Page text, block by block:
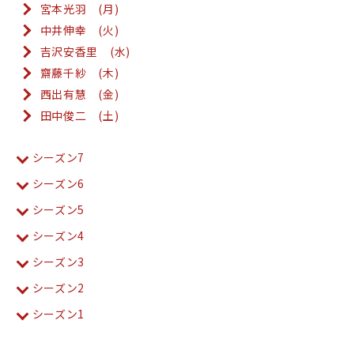
宮本光羽 (月)
中井伸幸 (火)
吉沢安香里 (水)
齋藤千紗 (木)
西出有慧 (金)
田中俊二 (土)
シーズン7
シーズン6
シーズン5
シーズン4
シーズン3
シーズン2
シーズン1